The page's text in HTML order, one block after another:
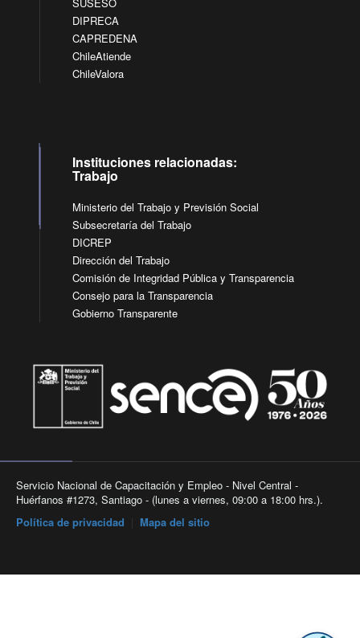
DIPRECA
CAPREDENA
ChileAtiende
ChileValora
Instituciones relacionadas:
Trabajo
Ministerio del Trabajo y Previsión Social
Subsecretaría del Trabajo
DICREP
Dirección del Trabajo
Comisión de Integridad Pública y Transparencia
Consejo para la Transparencia
Gobierno Transparente
Servicio Nacional de Capacitación y Empleo - Nivel Central -
Huérfanos #1273, Santiago - (lunes a viernes, 09:00 a 18:00 hrs.).
Política de privacidad
Mapa del sitio